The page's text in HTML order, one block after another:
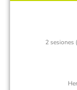
2 sesiones